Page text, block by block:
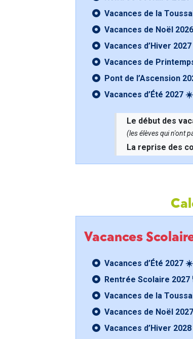
Vacances de la
Vacances de Noël
Vacances d’Hiver
Vacances de
Pont de l’Ascension
Vacances d’Été 2027 ☀️
Le début des
(les élèves qui n'ont
La reprise des
Vacances
Vacances d’Été 2027 ☀️
Rentrée Scolaire 2027
Vacances de la
Vacances de Noël
Vacances d’Hiver